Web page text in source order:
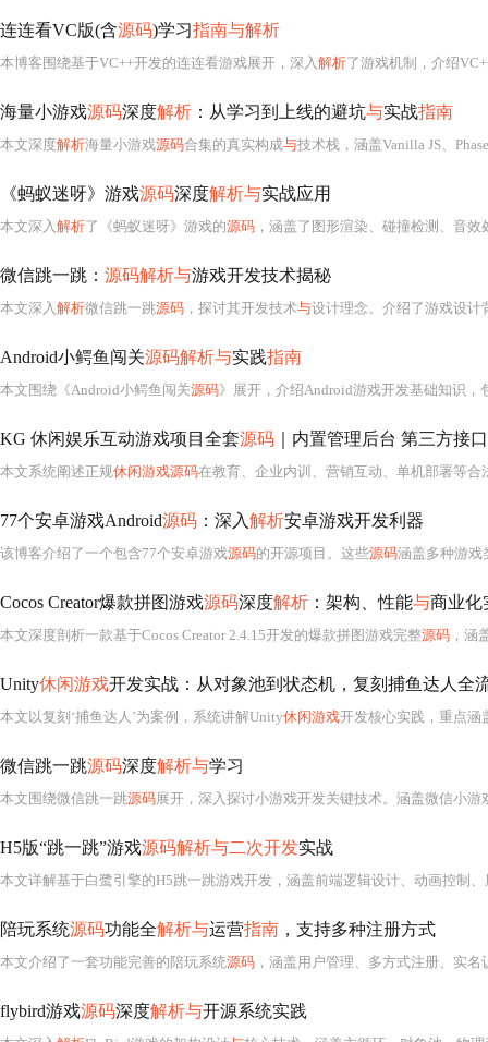
连连看VC版(含源码)学习指南与解析
本博客围绕基于VC++开发的连连看游戏展开，深入解析了游戏机制，介绍VC++开发基础
海量小游戏源码深度解析 ：从学习到上线的避坑与实战指南
本文深度解析海量小游戏源码合集的真实构成与技术栈，涵盖Vanilla JS、Phaser、
《蚂蚁迷呀》游戏源码深度解析与实战应用
本文深入解析了《蚂蚁迷呀》游戏的源码 ，涵盖了图形渲染、碰撞检测、音
微信跳一跳： 源码解析与游戏开发技术揭秘
本文深入解析微信跳一跳源码 ，探讨其开发技术与设计理念。介绍了游戏设计
Android小鳄鱼闯关源码解析与实践指南
本文围绕《Android小鳄鱼闯关源码》展开，介绍Android游戏开发基础知识，包括平
KG 休闲娱乐互动游戏项目全套源码 ｜内置管理后台 第三方接
本文系统阐述正规休闲游戏源码在教育、企业内训、营销互动、单机部署等合法场景中的技术落地路径。重点涵盖模块化代码结构拆解、ECS架构、状态机设计、碰撞检测优化（四叉树/空间哈希）、UI
77个安卓游戏Android源码 ：深入解析安卓游戏开发利器
该博客介绍了一个包含77个安卓游戏源码的开源项目。这些源码涵盖多种游戏类型，无密码可直接下载，适合有一定安
Cocos Creator爆款拼图游戏源码深度解析 ：架构、性能与商业化
本文深度剖析一款基于Cocos Creator 2.4.15开发的爆款拼图游戏完整源码 ，涵盖模块化架构设计（
Unity休闲游戏开发实战：从对象池到状态机，复刻捕鱼达人全
本文以复刻‘捕鱼达人’为案例，系统讲解Unity休闲游戏开发核心实践，重点涵盖对象池
微信跳一跳源码深度解析与学习
本文围绕微信跳一跳源码展开，深入探讨小游戏开发关键技术。涵盖微信小游
H5版“跳一跳”游戏源码解析与二次开发实战
陪玩系统源码功能全解析与运营指南 ，支持多种注册方式
本文介绍了一套功能完善的陪玩系统源码 ，涵盖用户管理、多方式注册、实名认证、服
flybird游戏源码深度解析与开源系统实践